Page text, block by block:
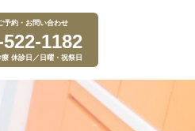
予約・お問い合わせ
522-1182
休診日／日曜・祝祭日